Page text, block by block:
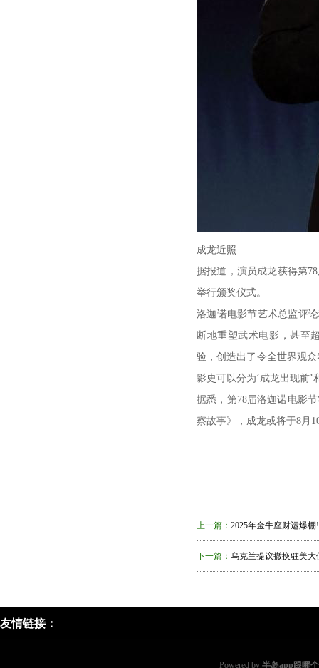
成龙近照
据报道，演员成龙获得第
举行颁奖仪式。
洛迦诺电影节艺术总监评
断地重塑武术电影，甚至
验，创造出了令全世界观
影史可以分为‘成龙出现前’
据悉，第78届洛迦诺电影
察故事》，成龙或将于8月
上一篇： 2025年金牛座财运爆
下一篇： 乌克兰提议撤换驻美
友情链接：
Powered by 半岛app跟哪